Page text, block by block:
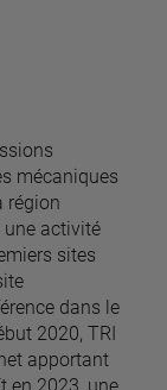
mécaniques
région
une activité
sites
dans le
2020, TRI
apportant
en 2023, une